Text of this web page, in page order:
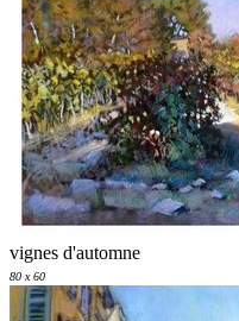
vignes d'automne
80 x 60